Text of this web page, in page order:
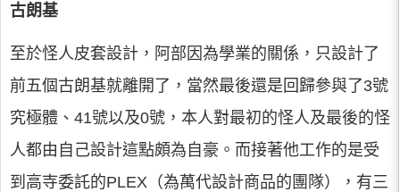
古朗基
至於怪人皮套設計，阿部因為學業的關係，只設計了
前五個古朗基就離開了，當然最後還是回歸參與了3號
究極體、41號以及0號，本人對最初的怪人及最後的怪
人都由自己設計這點頗為自豪。而接著他工作的是受
到高寺委託的PLEX（為萬代設計商品的團隊），有三